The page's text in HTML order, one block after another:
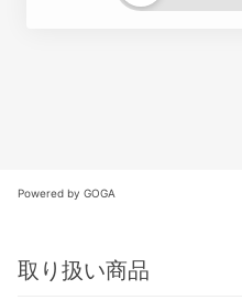
Powered by GOGA
取り扱い商品